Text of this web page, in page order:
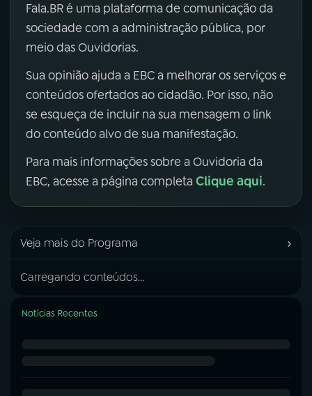
Fala.BR é uma plataforma de comunicação da
sociedade com a administração pública, por
meio das Ouvidorias.
Sua opinião ajuda a EBC a melhorar os serviços e
conteúdos ofertados ao cidadão. Por isso, não
se esqueça de incluir na sua mensagem o link
do conteúdo alvo de sua manifestação.
Para mais informações sobre a Ouvidoria da
EBC, acesse a página completa Clique aqui.
Veja mais do Programa ›
Carregando conteúdos...
Notícias Recentes